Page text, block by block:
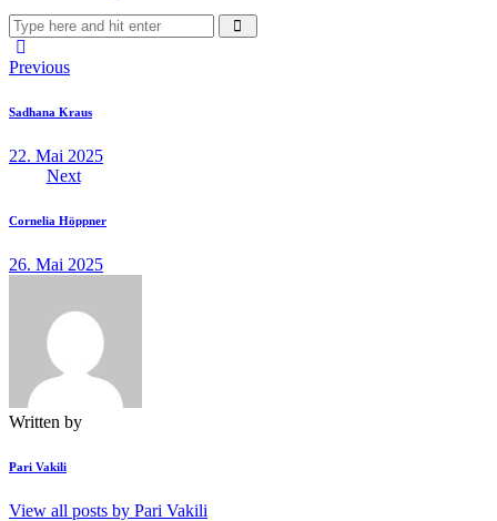
Beitragsnavigation
Previous
Sadhana Kraus
22. Mai 2025
Next
Cornelia Höppner
26. Mai 2025
Written by
Pari Vakili
View all posts by Pari Vakili